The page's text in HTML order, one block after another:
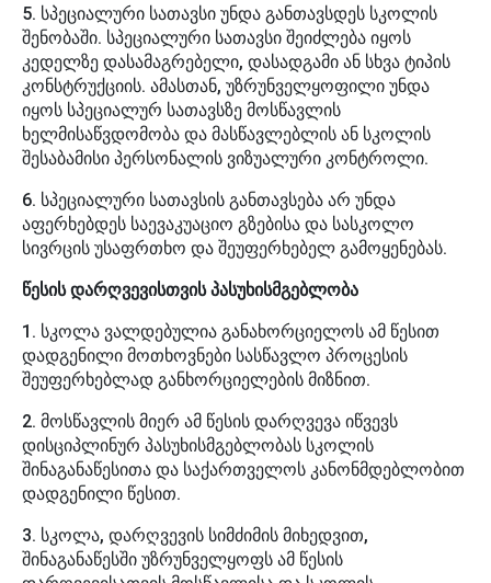
5. სპეციალური სათავსი უნდა განთავსდეს სკოლის
შენობაში. სპეციალური სათავსი შეიძლება იყოს
კედელზე დასამაგრებელი, დასადგამი ან სხვა ტიპის
კონსტრუქციის. ამასთან, უზრუნველყოფილი უნდა
იყოს სპეციალურ სათავსზე მოსწავლის
ხელმისაწვდომობა და მასწავლებლის ან სკოლის
შესაბამისი პერსონალის ვიზუალური კონტროლი.
6. სპეციალური სათავსის განთავსება არ უნდა
აფერხებდეს საევაკუაციო გზებისა და სასკოლო
სივრცის უსაფრთხო და შეუფერხებელ გამოყენებას.
წესის დარღვევისთვის პასუხისმგებლობა
1. სკოლა ვალდებულია განახორციელოს ამ წესით
დადგენილი მოთხოვნები სასწავლო პროცესის
შეუფერხებლად განხორციელების მიზნით.
2. მოსწავლის მიერ ამ წესის დარღვევა იწვევს
დისციპლინურ პასუხისმგებლობას სკოლის
შინაგანაწესითა და საქართველოს კანონმდებლობით
დადგენილი წესით.
3. სკოლა, დარღვევის სიმძიმის მიხედვით,
შინაგანაწესში უზრუნველყოფს ამ წესის